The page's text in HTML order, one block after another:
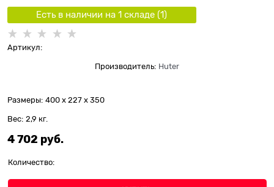
Есть в наличии на 1 складe (1)
Артикул:
Производитель: Huter
Размеры: 400 x 227 x 350
Вес: 2,9 кг.
4 702 руб.
Количество: